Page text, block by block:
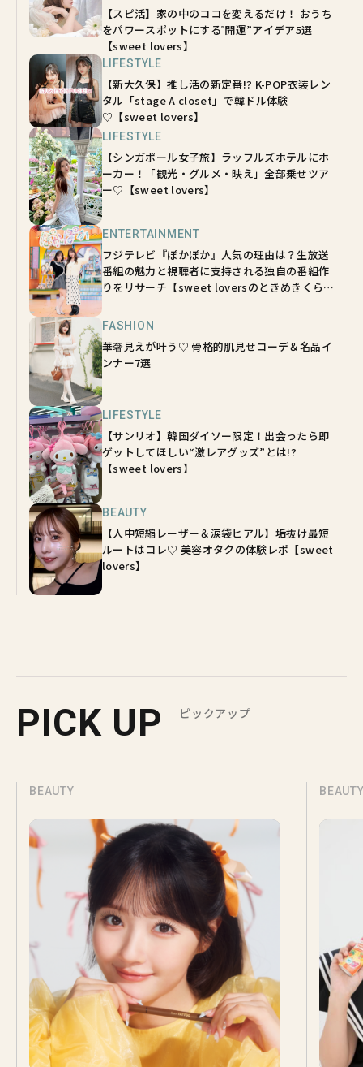
【スピ活】家の中のココを変えるだけ！ おうち
をパワースポットにする‟開運”アイデア5選
【sweet lovers】
LIFESTYLE
【新大久保】推し活の新定番!? K-POP衣装レン
タル「stage A closet」で韓ドル体験
♡【sweet lovers】
LIFESTYLE
【シンガポール女子旅】ラッフルズホテルにホ
ーカー！「観光・グルメ・映え」全部乗せツア
ー♡【sweet lovers】
ENTERTAINMENT
フジテレビ『ぽかぽか』人気の理由は？生放送
番組の魅力と視聴者に支持される独自の番組作
りをリサーチ【sweet loversのときめきくらぶ
FASHION
華奢見えが叶う♡ 骨格的肌見せコーデ＆名品イ
ンナー7選
LIFESTYLE
【サンリオ】韓国ダイソー限定！出会ったら即
ゲットしてほしい“激レアグッズ”とは!?
【sweet lovers】
BEAUTY
【人中短縮レーザー＆涙袋ヒアル】垢抜け最短
ルートはコレ♡ 美容オタクの体験レポ【sweet
lovers】
PICK UP ピックアップ
BEAUTY